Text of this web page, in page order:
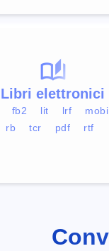
Libri elettronici
fb2 lit lrf
mobi
rb tcr pdf rtf